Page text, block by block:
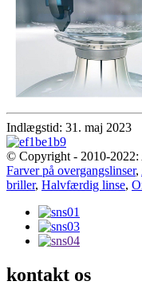
Indlægstid: 31. maj 2023
© Copyright - 2010-2022:
Farver på overgangslinser,
briller, Halvfærdig linse,
kontakt os